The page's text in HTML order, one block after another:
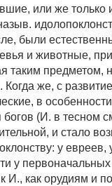
или же только
были
и животные,
таким предметом,
же, с
в
(И. в тесном
и стало
у евреев,
у первоначальных
И., как орудиям и